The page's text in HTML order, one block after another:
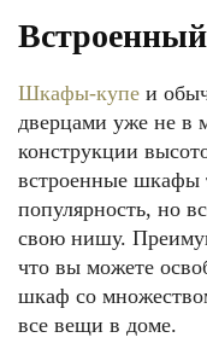
Шкафы-купе и
дверцами уже не в
конструкции
встроенные
популярность, но
свою нишу.
что вы можете
шкаф со
все вещи в доме.